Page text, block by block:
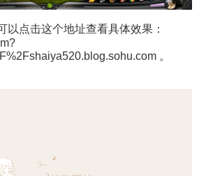
点击这个地址查看具体效果：
。